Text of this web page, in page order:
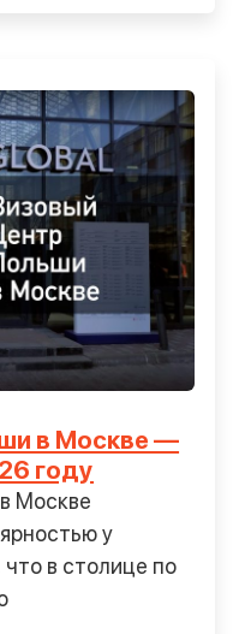
в Москве —
году
Москве
у
в столице по